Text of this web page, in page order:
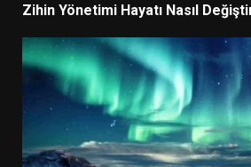
Zihin Yönetimi Hayatı Nasıl